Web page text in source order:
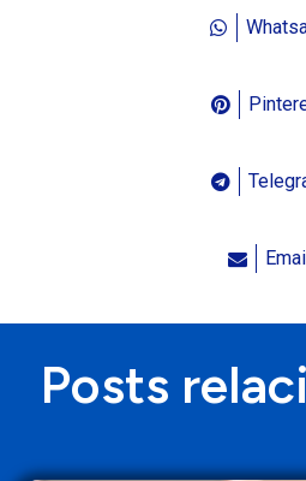
Email
Posts